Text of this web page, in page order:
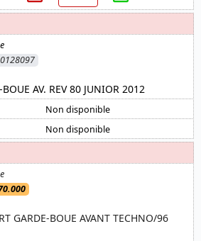
BOUE AV. REV 80 JUNIOR 2012
Non disponible
Non disponible
GARDE-BOUE AVANT TECHNO/96